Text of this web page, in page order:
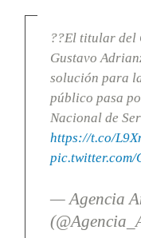
??El titular del
Gustavo
solución para
público pasa
Nacional de
https://t.co/
pic.twitter.com/
— Agencia